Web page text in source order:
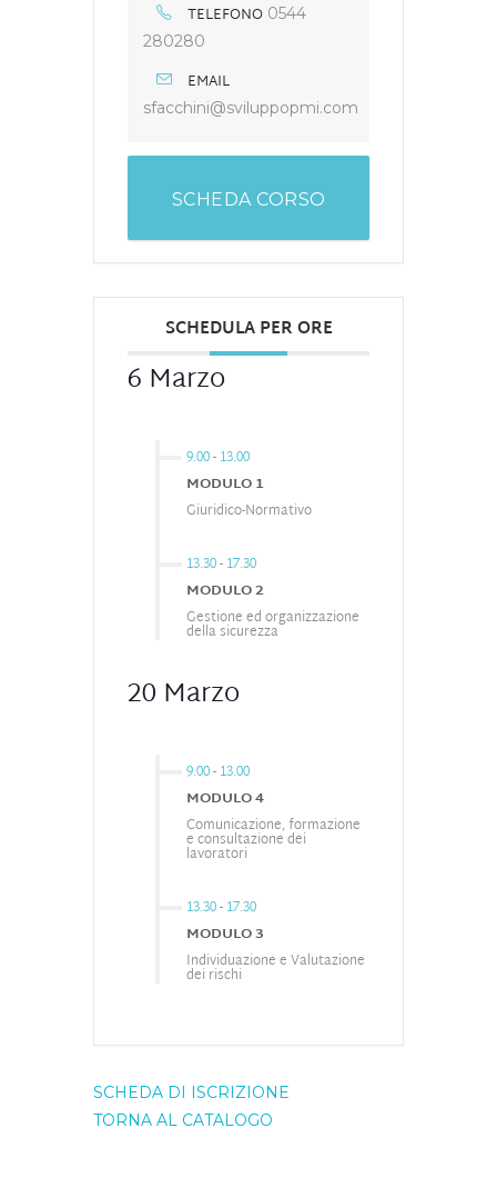
TELEFONO 0544
280280
EMAIL
sfacchini@sviluppopmi.com
SCHEDA CORSO
SCHEDULA PER ORE
6 Marzo
9.00-13.00
MODULO 1
Giuridico-Normativo
13.30-17.30
MODULO 2
Gestione ed organizzazione
della sicurezza
20 Marzo
9.00-13.00
MODULO 4
Comunicazione, formazione
e consultazione dei
lavoratori
13.30-17.30
MODULO 3
Individuazione e Valutazione
dei rischi
SCHEDA DI ISCRIZIONE
TORNA AL CATALOGO